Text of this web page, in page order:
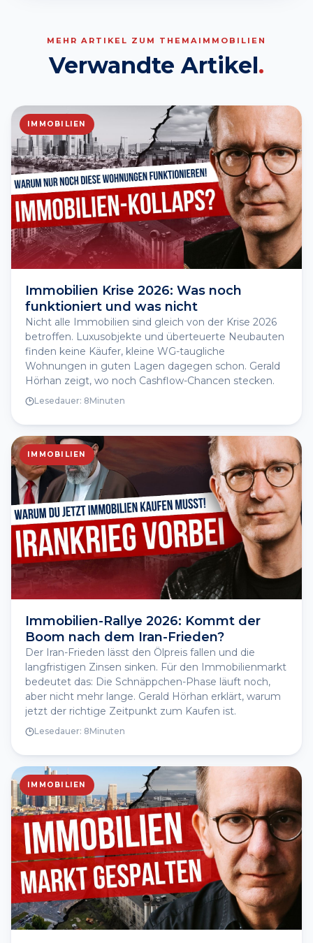
MEHR ARTIKEL ZUM THEMA IMMOBILIEN
Verwandte Artikel.
IMMOBILIEN
Immobilien Krise 2026: Was noch
funktioniert und was nicht
Nicht alle Immobilien sind gleich von der Krise 2026
betroffen. Luxusobjekte und überteuerte Neubauten
finden keine Käufer, kleine WG-taugliche
Wohnungen in guten Lagen dagegen schon. Gerald
Hörhan zeigt, wo noch Cashflow-Chancen stecken.
Lesedauer: 8Minuten
IMMOBILIEN
Immobilien-Rallye 2026: Kommt der
Boom nach dem Iran-Frieden?
Der Iran-Frieden lässt den Ölpreis fallen und die
langfristigen Zinsen sinken. Für den Immobilienmarkt
bedeutet das: Die Schnäppchen-Phase läuft noch,
aber nicht mehr lange. Gerald Hörhan erklärt, warum
jetzt der richtige Zeitpunkt zum Kaufen ist.
Lesedauer: 8Minuten
IMMOBILIEN